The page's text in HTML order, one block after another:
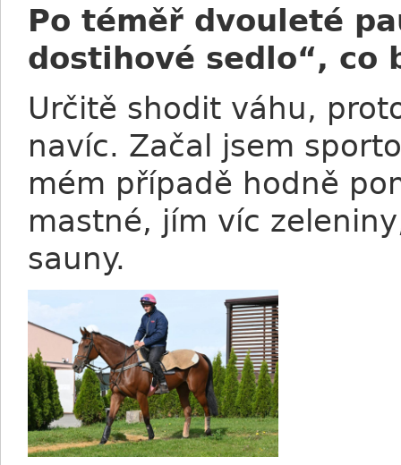
Po téměř dvouleté
dostihové sedlo“, co
Určitě shodit váhu,
navíc. Začal jsem
mém případě hodně
mastné, jím víc
sauny.